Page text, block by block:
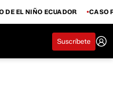
DE EL NIÑO ECUADOR CASO
Suscríbete